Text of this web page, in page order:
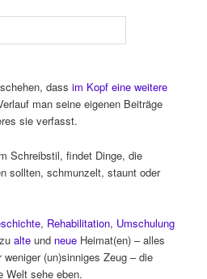
dassim Kopf eine weitere
man seine eigenen Beiträge
sie verfasst.
Schreibstil, findet Dinge, die
sollten, schmunzelt, staunt oder
, Rehabilitation, Umschulung
alte und neue Heimat(en) – alles
(un)sinniges Zeug – die
Welt sehe eben.